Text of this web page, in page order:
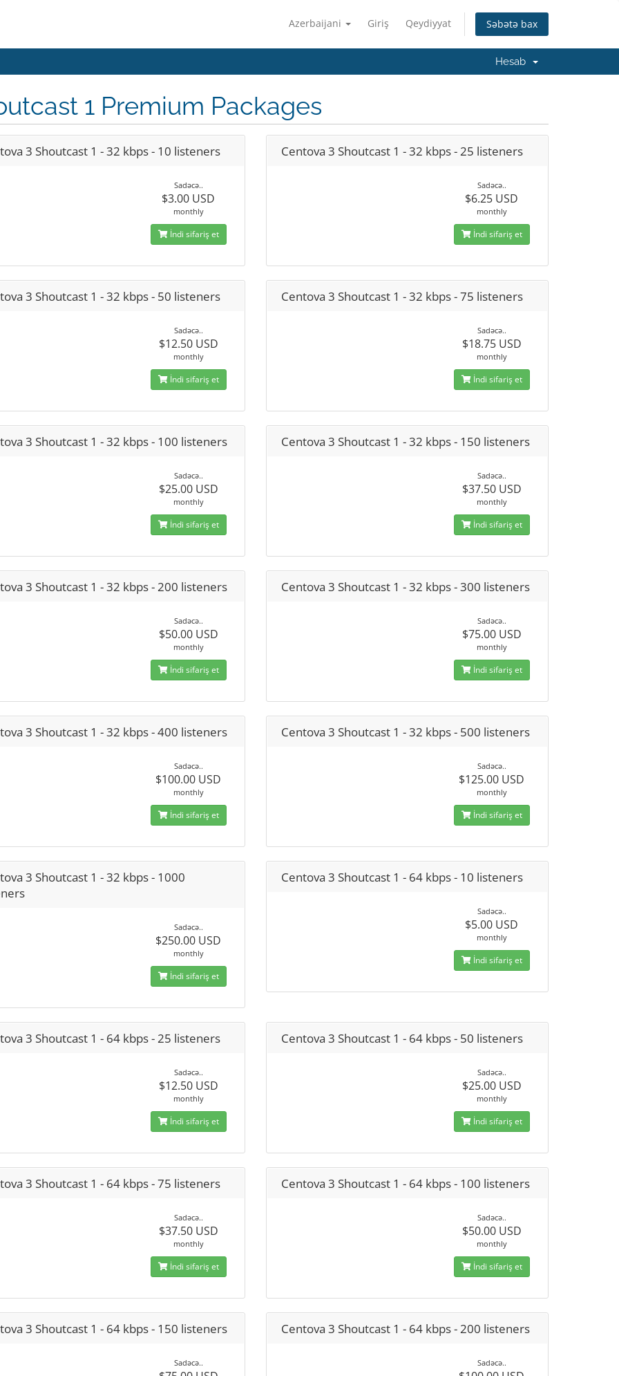
Azerbaijani Giriş Qeydiyyat Səbətə bax
Hesab
1 Premium Packages
3 Shoutcast 1 - 32 kbps - 10 listeners
Sadəcə..
$3.00 USD
monthly
İndi sifariş et
Centova 3 Shoutcast 1 - 32 kbps - 25 listeners
Sadəcə..
$6.25 USD
monthly
İndi sifariş et
3 Shoutcast 1 - 32 kbps - 50 listeners
Sadəcə..
$12.50 USD
monthly
İndi sifariş et
Centova 3 Shoutcast 1 - 32 kbps - 75 listeners
Sadəcə..
$18.75 USD
monthly
İndi sifariş et
3 Shoutcast 1 - 32 kbps - 100 listeners
Sadəcə..
$25.00 USD
monthly
İndi sifariş et
Centova 3 Shoutcast 1 - 32 kbps - 150 listeners
Sadəcə..
$37.50 USD
monthly
İndi sifariş et
3 Shoutcast 1 - 32 kbps - 200 listeners
Sadəcə..
$50.00 USD
monthly
İndi sifariş et
Centova 3 Shoutcast 1 - 32 kbps - 300 listeners
Sadəcə..
$75.00 USD
monthly
İndi sifariş et
3 Shoutcast 1 - 32 kbps - 400 listeners
Sadəcə..
$100.00 USD
monthly
İndi sifariş et
Centova 3 Shoutcast 1 - 32 kbps - 500 listeners
Sadəcə..
$125.00 USD
monthly
İndi sifariş et
3 Shoutcast 1 - 32 kbps - 1000
Sadəcə..
$250.00 USD
monthly
İndi sifariş et
Centova 3 Shoutcast 1 - 64 kbps - 10 listeners
Sadəcə..
$5.00 USD
monthly
İndi sifariş et
3 Shoutcast 1 - 64 kbps - 25 listeners
Sadəcə..
$12.50 USD
monthly
İndi sifariş et
Centova 3 Shoutcast 1 - 64 kbps - 50 listeners
Sadəcə..
$25.00 USD
monthly
İndi sifariş et
3 Shoutcast 1 - 64 kbps - 75 listeners
Sadəcə..
$37.50 USD
monthly
İndi sifariş et
Centova 3 Shoutcast 1 - 64 kbps - 100 listeners
Sadəcə..
$50.00 USD
monthly
İndi sifariş et
3 Shoutcast 1 - 64 kbps - 150 listeners
Sadəcə..
Centova 3 Shoutcast 1 - 64 kbps - 200 listeners
Sadəcə..